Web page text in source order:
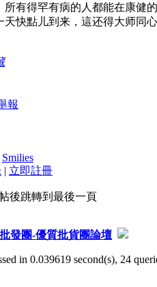
所有得罕有病的人都能在康健
天快點儿到来，這还得大师同
報
Smilies
| 立即註冊
後跳轉到最後一頁
發團-優質批貨團論壇
in 0.039619 second(s), 24